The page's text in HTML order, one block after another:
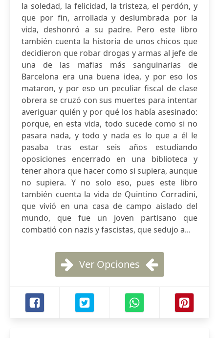
la soledad, la felicidad, la tristeza, el perdón, y
que por fin, arrollada y deslumbrada por la
vida, deshonró a su padre. Pero este libro
también cuenta la historia de unos chicos que
decidieron que robar drogas y armas al jefe de
una de las mafias más sanguinarias de
Barcelona era una buena idea, y por eso los
mataron, y por eso un peculiar fiscal de clase
obrera se cruzó con sus muertes para intentar
averiguar quién y por qué los había asesinado:
porque, en esta vida, todo sucede como si no
pasara nada, y todo y nada es lo que a él le
pasaba tras estar seis años estudiando
oposiciones encerrado en una biblioteca y
tener ahora que hacer como si supiera, aunque
no supiera. Y no solo eso, pues este libro
también cuenta la vida de Quintino Corradini,
que vivió en una casa de campo aislado del
mundo, que fue un joven partisano que
combatió con nazis y fascistas, que sedujo a...
Ver Opciones